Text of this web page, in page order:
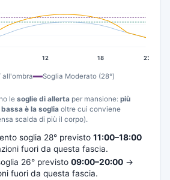
12 18 23
all'ombra
Soglia Moderato (28°)
le soglie di allerta per mansione: più
è la soglia oltre cui conviene
scalda di più il corpo).
soglia 28° previsto 11:00–18:00
fuori da questa fascia.
26° previsto 09:00–20:00 →
fuori da questa fascia.